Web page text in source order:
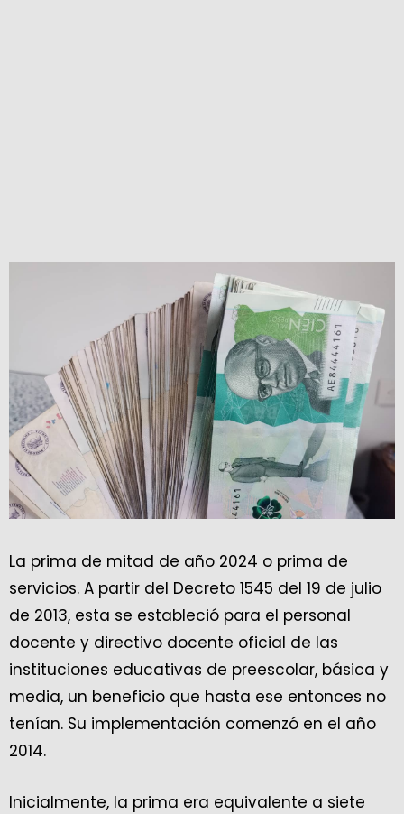
La prima de mitad de año 2024 o prima de
servicios. A partir del Decreto 1545 del 19 de julio
de 2013, esta se estableció para el personal
docente y directivo docente oficial de las
instituciones educativas de preescolar, básica y
media, un beneficio que hasta ese entonces no
tenían. Su implementación comenzó en el año
2014.
Inicialmente, la prima era equivalente a siete